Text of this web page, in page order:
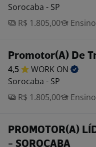
Sorocaba - SP
R$ 1.805,00
Promotor(A) De
4,5 WORK ON
Sorocaba - SP
R$ 1.805,00
PROMOTOR(A)
- SOROCABA